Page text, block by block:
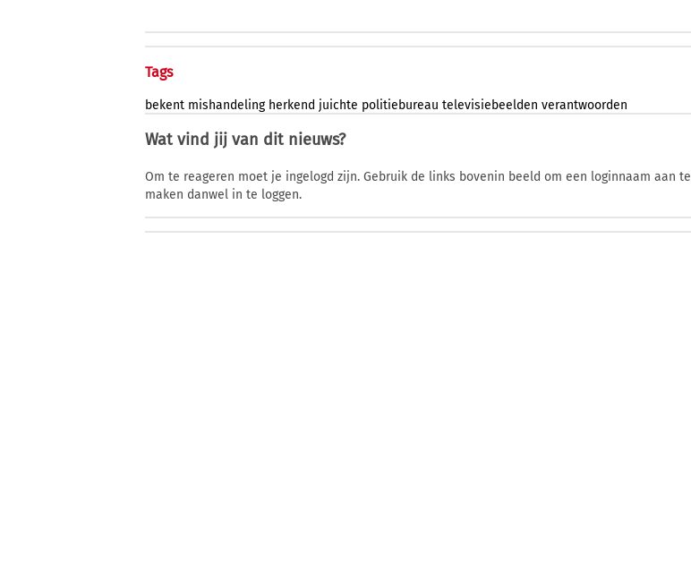
Tags
bekent mishandeling herkend juichte politiebureau televisiebeelden verantwoorden
Wat vind jij van dit nieuws?
Om te reageren moet je ingelogd zijn. Gebruik de links bovenin beeld om een loginnaam aan te
maken danwel in te loggen.